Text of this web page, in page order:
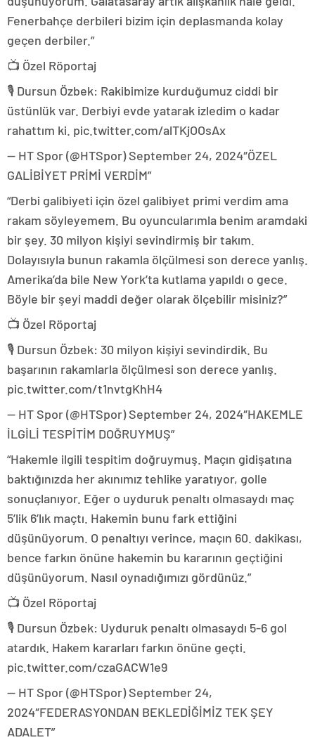
Fenerbahçe derbileri bizim için deplasmanda kolay
geçen derbiler.”
📺 Özel Röportaj
🎙️ Dursun Özbek: Rakibimize kurduğumuz ciddi bir
üstünlük var. Derbiyi evde yatarak izledim o kadar
rahattım ki. pic.twitter.com/alTKjOOsAx
— HT Spor (@HTSpor) September 24, 2024″ÖZEL
GALİBİYET PRİMİ VERDİM”
“Derbi galibiyeti için özel galibiyet primi verdim ama
rakam söyleyemem. Bu oyuncularımla benim aramdaki
bir şey. 30 milyon kişiyi sevindirmiş bir takım.
Dolayısıyla bunun rakamla ölçülmesi son derece yanlış.
Amerika’da bile New York’ta kutlama yapıldı o gece.
Böyle bir şeyi maddi değer olarak ölçebilir misiniz?”
📺 Özel Röportaj
🎙️ Dursun Özbek: 30 milyon kişiyi sevindirdik. Bu
başarının rakamlarla ölçülmesi son derece yanlış.
pic.twitter.com/t1nvtgKhH4
— HT Spor (@HTSpor) September 24, 2024″HAKEMLE
İLGİLİ TESPİTİM DOĞRUYMUŞ”
“Hakemle ilgili tespitim doğruymuş. Maçın gidişatına
baktığınızda her akınımız tehlike yaratıyor, golle
sonuçlanıyor. Eğer o uyduruk penaltı olmasaydı maç
5’lik 6’lık maçtı. Hakemin bunu fark ettiğini
düşünüyorum. O penaltıyı verince, maçın 60. dakikası,
bence farkın önüne hakemin bu kararının geçtiğini
düşünüyorum. Nasıl oynadığımızı gördünüz.”
📺 Özel Röportaj
🎙️ Dursun Özbek: Uyduruk penaltı olmasaydı 5-6 gol
atardık. Hakem kararları farkın önüne geçti.
pic.twitter.com/czaGACW1e9
— HT Spor (@HTSpor) September 24,
2024″FEDERASYONDAN BEKLEDİĞİMİZ TEK ŞEY
ADALET”